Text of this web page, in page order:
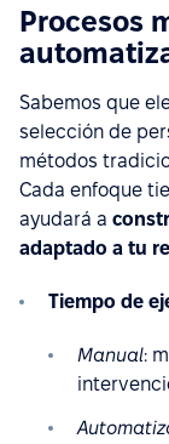
Procesos
Sabemos que
selección de
métodos
Cada enfoque
ayudará a
adaptado a tu
Tiempo de
Manual: